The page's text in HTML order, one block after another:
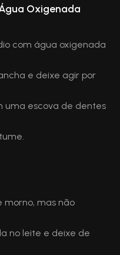
Oxigenada
com água oxigenada
e deixe agir por
uma escova de dentes
mas não
no leite e deixe de